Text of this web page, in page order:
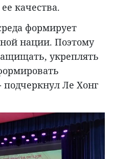
качества.
формирует
нации. Поэтому
укреплять
Ле Хонг